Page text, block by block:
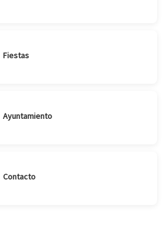
Fiestas
Ayuntamiento
Contacto